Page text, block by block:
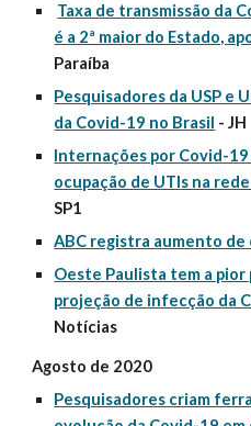
Taxa de transmissão da
é a 2ª maior do Estado,
Paraíba
Pesquisadores da USP e
da Covid-19 no Brasil - JH
Internações por Covid-19
ocupação de UTIs na
SP1
ABC registra aumento de
Oeste Paulista tem a pior
projeção de infecção da
Notícias
Agosto de 2020
Pesquisadores criam